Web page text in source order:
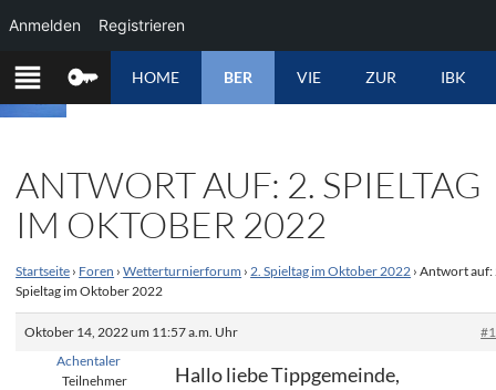
ZUM
INHALT
SPRINGEN
HOME BER VIE ZUR IBK
ANTWORT AUF: 2. SPIELTAG
IM OKTOBER 2022
Startseite › Foren › Wetterturnierforum › 2. Spieltag im Oktober 2022 › Antwort auf:
Spieltag im Oktober 2022
Oktober 14, 2022 um 11:57 a.m. Uhr
Achentaler
Teilnehmer
Hallo liebe Tippgemeinde,
Anmelden Registrieren